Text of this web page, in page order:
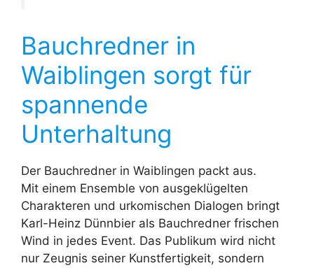
Bauchredner in
Waiblingen sorgt für
spannende
Unterhaltung
Der Bauchredner in Waiblingen packt aus.
Mit einem Ensemble von ausgeklügelten
Charakteren und urkomischen Dialogen bringt
Karl-Heinz Dünnbier als Bauchredner frischen
Wind in jedes Event. Das Publikum wird nicht
nur Zeugnis seiner Kunstfertigkeit, sondern